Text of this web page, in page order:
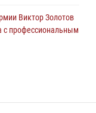
Виктор Золотов
с профессиональным